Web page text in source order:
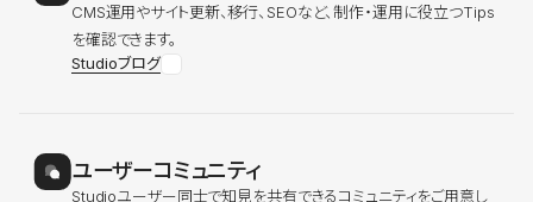
CMS運用やサイト更新、移行、SEOなど、制作・運用に役立つTips
を確認できます。
Studioブログ
ユーザーコミュニティ
Studioユーザー同士で知見を共有できるコミュニティをご用意し